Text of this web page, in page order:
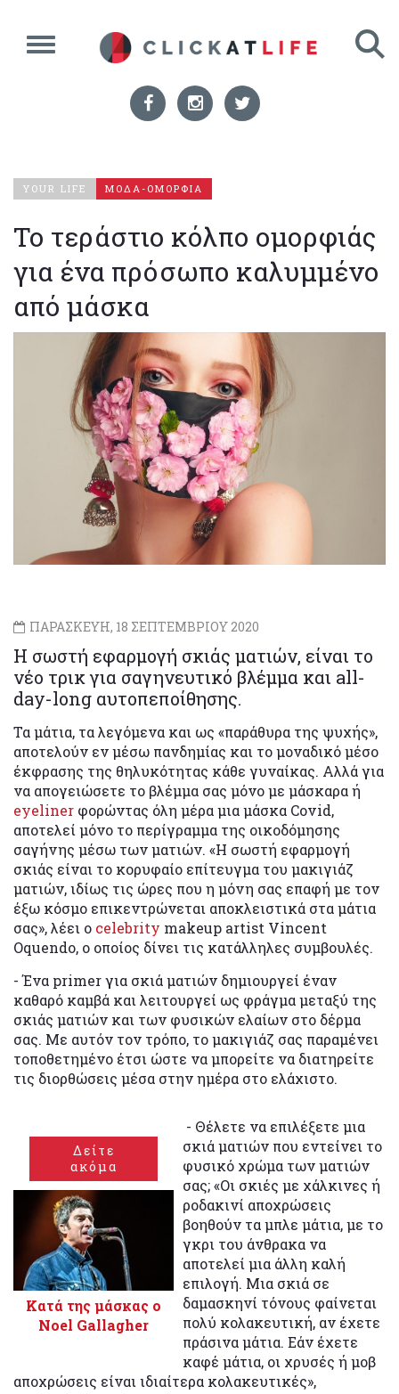
YOUR LIFE ΜΟΔΑ-ΟΜΟΡΦΙΑ
Το τεράστιο κόλπο ομορφιάς
για ένα πρόσωπο καλυμμένο
από μάσκα
ΠΑΡΑΣΚΕΥΗ, 18 ΣΕΠΤΕΜΒΡΙΟΥ 2020
Η σωστή εφαρμογή σκιάς ματιών, είναι το
νέο τρικ για σαγηνευτικό βλέμμα και all-
day-long αυτοπεποίθησης.
Τα μάτια, τα λεγόμενα και ως «παράθυρα της ψυχής»,
αποτελούν εν μέσω πανδημίας και το μοναδικό μέσο
έκφρασης της θηλυκότητας κάθε γυναίκας. Αλλά για
να απογειώσετε το βλέμμα σας μόνο με μάσκαρα ή
eyeliner φορώντας όλη μέρα μια μάσκα Covid,
αποτελεί μόνο το περίγραμμα της οικοδόμησης
σαγήνης μέσω των ματιών. «Η σωστή εφαρμογή
σκιάς είναι το κορυφαίο επίτευγμα του μακιγιάζ
ματιών, ιδίως τις ώρες που η μόνη σας επαφή με τον
έξω κόσμο επικεντρώνεται αποκλειστικά στα μάτια
σας», λέει ο celebrity makeup artist Vincent
Oquendo, ο οποίος δίνει τις κατάλληλες συμβουλές.
- Ένα primer για σκιά ματιών δημιουργεί έναν
καθαρό καμβά και λειτουργεί ως φράγμα μεταξύ της
σκιάς ματιών και των φυσικών ελαίων στο δέρμα
σας. Με αυτόν τον τρόπο, το μακιγιάζ σας παραμένει
τοποθετημένο έτσι ώστε να μπορείτε να διατηρείτε
τις διορθώσεις μέσα στην ημέρα στο ελάχιστο.
Δείτε
ακόμα
Κατά της μάσκας ο
Noel Gallagher
- Θέλετε να επιλέξετε μια
σκιά ματιών που εντείνει το
φυσικό χρώμα των ματιών
σας; «Οι σκιές με χάλκινες ή
ροδακινί αποχρώσεις
βοηθούν τα μπλε μάτια, με το
γκρι του άνθρακα να
αποτελεί μια άλλη καλή
επιλογή. Μια σκιά σε
δαμασκηνί τόνους φαίνεται
πολύ κολακευτική, αν έχετε
πράσινα μάτια. Εάν έχετε
καφέ μάτια, οι χρυσές ή μοβ
αποχρώσεις είναι ιδιαίτερα κολακευτικές»,